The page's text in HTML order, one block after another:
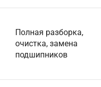
Полная разборка,
очистка, замена
подшипников